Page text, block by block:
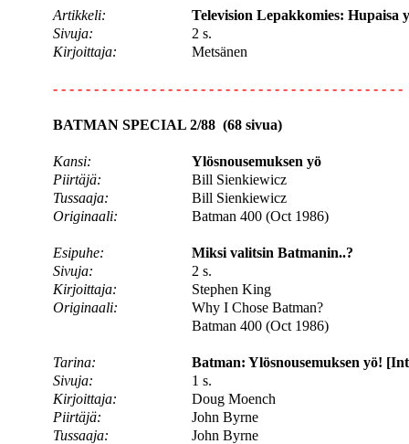
Artikkeli:
Television Lepakkomies: Hupaisa
Sivuja:
2 s.
Kirjoittaja:
Metsänen
- - - - - - - - - - - - - - - - - - - - - - - - - - - - - - - - - - - - - - - - - - -
BATMAN SPECIAL 2/88 (68 sivua)
Kansi:
Ylösnousemuksen yö
Piirtäjä:
Bill Sienkiewicz
Tussaaja:
Bill Sienkiewicz
Originaali:
Batman 400 (Oct 1986)
Esipuhe:
Miksi valitsin Batmanin..?
Sivuja:
2 s.
Kirjoittaja:
Stephen King
Originaali:
Why I Chose Batman?
Batman 400 (Oct 1986)
Tarina:
Batman: Ylösnousemuksen yö!
Sivuja:
1 s.
Kirjoittaja:
Doug Moench
Piirtäjä:
John Byrne
Tussaaja:
John Byrne